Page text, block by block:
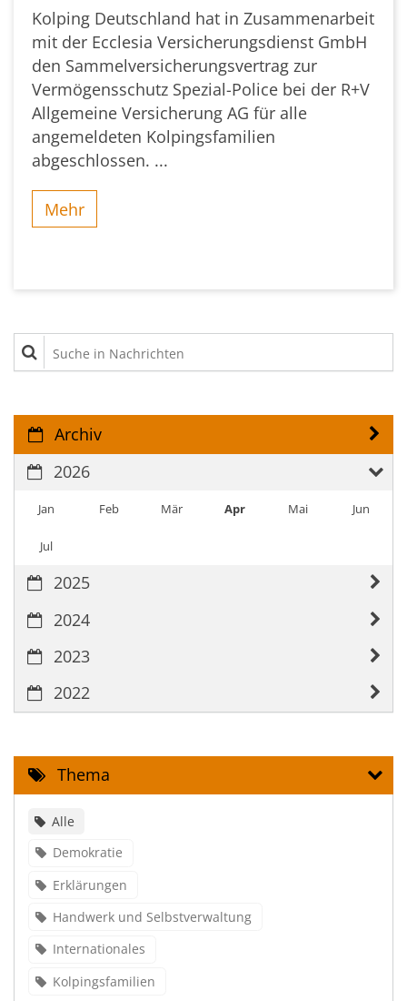
Kolping Deutschland hat in Zusammenarbeit
mit der Ecclesia Versicherungsdienst GmbH
den Sammelversicherungsvertrag zur
Vermögensschutz Spezial-Police bei der R+V
Allgemeine Versicherung AG für alle
angemeldeten Kolpingsfamilien
abgeschlossen. ...
Mehr
Suche in Nachrichten
Archiv
2026
Jan Feb Mär Apr Mai Jun
Jul
2025
2024
2023
2022
Thema
Alle
Demokratie
Erklärungen
Handwerk und Selbstverwaltung
Internationales
Kolpingsfamilien